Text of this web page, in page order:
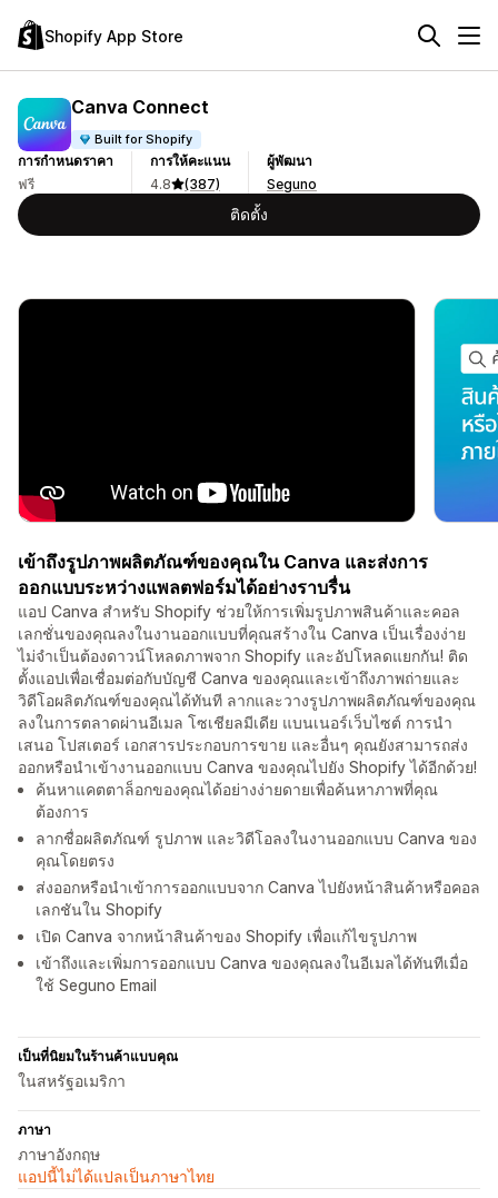
Shopify App Store
Canva Connect
Built for Shopify
การกำหนดราคา
ฟรี
การให้คะแนน
4.8
(387)
ผู้พัฒนา
Seguno
ติดตั้ง
เข้าถึงรูปภาพผลิตภัณฑ์ของคุณใน Canva และส่งการ
ออกแบบระหว่างแพลตฟอร์มได้อย่างราบรื่น
แอป Canva สำหรับ Shopify ช่วยให้การเพิ่มรูปภาพสินค้าและคอล
เลกชั่นของคุณลงในงานออกแบบที่คุณสร้างใน Canva เป็นเรื่องง่าย
ไม่จำเป็นต้องดาวน์โหลดภาพจาก Shopify และอัปโหลดแยกกัน! ติด
ตั้งแอปเพื่อเชื่อมต่อกับบัญชี Canva ของคุณและเข้าถึงภาพถ่ายและ
วิดีโอผลิตภัณฑ์ของคุณได้ทันที ลากและวางรูปภาพผลิตภัณฑ์ของคุณ
ลงในการตลาดผ่านอีเมล โซเชียลมีเดีย แบนเนอร์เว็บไซต์ การนำ
เสนอ โปสเตอร์ เอกสารประกอบการขาย และอื่นๆ คุณยังสามารถส่ง
ออกหรือนำเข้างานออกแบบ Canva ของคุณไปยัง Shopify ได้อีกด้วย!
ค้นหาแคตตาล็อกของคุณได้อย่างง่ายดายเพื่อค้นหาภาพที่คุณ
ต้องการ
ลากชื่อผลิตภัณฑ์ รูปภาพ และวิดีโอลงในงานออกแบบ Canva ของ
คุณโดยตรง
ส่งออกหรือนำเข้าการออกแบบจาก Canva ไปยังหน้าสินค้าหรือคอล
เลกชันใน Shopify
เปิด Canva จากหน้าสินค้าของ Shopify เพื่อแก้ไขรูปภาพ
เข้าถึงและเพิ่มการออกแบบ Canva ของคุณลงในอีเมลได้ทันทีเมื่อ
ใช้ Seguno Email
เป็นที่นิยมในร้านค้าแบบคุณ
ในสหรัฐอเมริกา
ภาษา
ภาษาอังกฤษ
แอปนี้ไม่ได้แปลเป็นภาษาไทย